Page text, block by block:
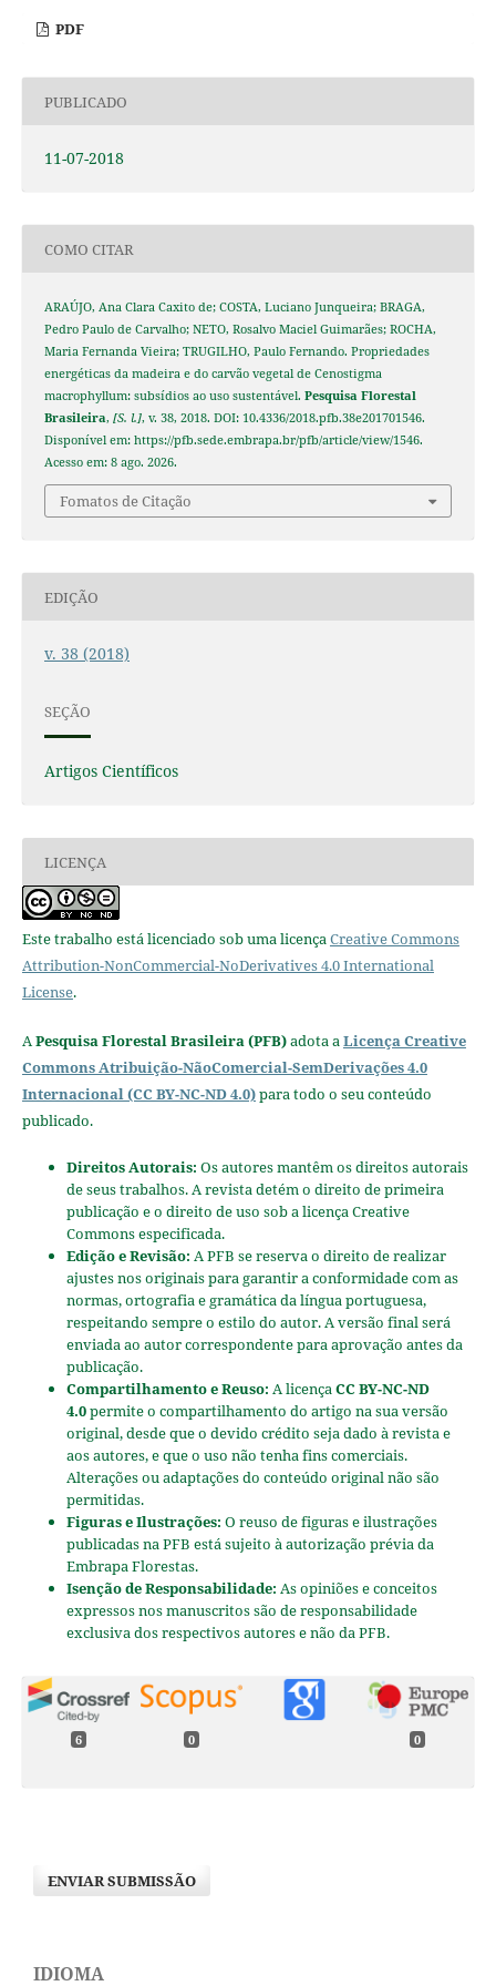
PDF
PUBLICADO
11-07-2018
COMO CITAR
ARAÚJO, Ana Clara Caxito de; COSTA, Luciano Junqueira; BRAGA,
Pedro Paulo de Carvalho; NETO, Rosalvo Maciel Guimarães; ROCHA,
Maria Fernanda Vieira; TRUGILHO, Paulo Fernando. Propriedades
energéticas da madeira e do carvão vegetal de Cenostigma
macrophyllum: subsídios ao uso sustentável. Pesquisa Florestal
Brasileira, [S. l.], v. 38, 2018. DOI: 10.4336/2018.pfb.38e201701546.
Disponível em: https://pfb.sede.embrapa.br/pfb/article/view/1546.
Acesso em: 8 ago. 2026.
Fomatos de Citação
EDIÇÃO
v. 38 (2018)
SEÇÃO
Artigos Científicos
LICENÇA
Este trabalho está licenciado sob uma licençaCreative Commons
Attribution-NonCommercial-NoDerivatives 4.0 International
License.
APesquisa Florestal Brasileira (PFB)adota aLicença Creative
Commons Atribuição-NãoComercial-SemDerivações 4.0
Internacional (CC BY-NC-ND 4.0)para todo o seu conteúdo
publicado.
Direitos Autorais: Os autores mantêm os direitos autorais
de seus trabalhos. A revista detém o direito de primeira
publicação e o direito de uso sob a licença Creative
Commons especificada.
Edição e Revisão: A PFB se reserva o direito de realizar
ajustes nos originais para garantir a conformidade com as
normas, ortografia e gramática da língua portuguesa,
respeitando sempre o estilo do autor. A versão final será
enviada ao autor correspondente para aprovação antes da
publicação.
Compartilhamento e Reuso: A licençaCC BY-NC-ND
4.0permite o compartilhamento do artigo na sua versão
original, desde que o devido crédito seja dado à revista e
aos autores, e que o uso não tenha fins comerciais.
Alterações ou adaptações do conteúdo original não são
permitidas.
Figuras e Ilustrações: O reuso de figuras e ilustrações
publicadas na PFB está sujeito à autorização prévia da
Embrapa Florestas.
Isenção de Responsabilidade: As opiniões e conceitos
expressos nos manuscritos são de responsabilidade
exclusiva dos respectivos autores e não da PFB.
6 0 0
AVALIAÇÃO DE TRÊS MADEIRAS NATIVAS DO
ENVIAR SUBMISSÃO
IDIOMA